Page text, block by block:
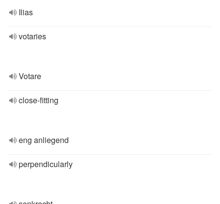
Ilias
votaries
Votare
close-fitting
eng anliegend
perpendicularly